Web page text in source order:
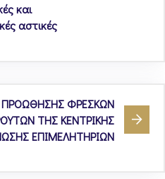
και
αστικές
ΠΡΟΩΘΗΣΗΣ ΦΡΕΣΚΩΝ
ΤΗΣ ΚΕΝΤΡΙΚΗΣ
ΕΠΙΜΕΛΗΤΗΡΙΩΝ